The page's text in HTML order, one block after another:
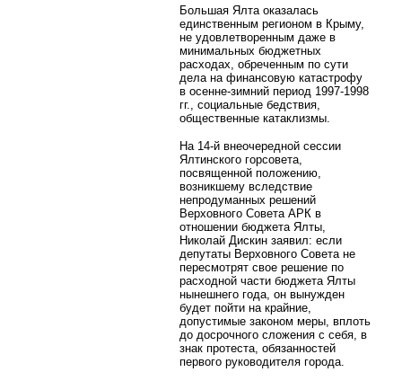
Большая Ялта оказалась
единственным регионом в Крыму,
не удовлетворенным даже в
минимальных бюджетных
расходах, обреченным по сути
дела на финансовую катастрофу
в осенне-зимний период 1997-1998
гг., социальные бедствия,
общественные катаклизмы.
На 14-й внеочередной сессии
Ялтинского горсовета,
посвященной положению,
возникшему вследствие
непродуманных решений
Верховного Совета АРК в
отношении бюджета Ялты,
Николай Дискин заявил: если
депутаты Верховного Совета не
пересмотрят свое решение по
расходной части бюджета Ялты
нынешнего года, он вынужден
будет пойти на крайние,
допустимые законом меры, вплоть
до досрочного сложения с себя, в
знак протеста, обязанностей
первого руководителя города.